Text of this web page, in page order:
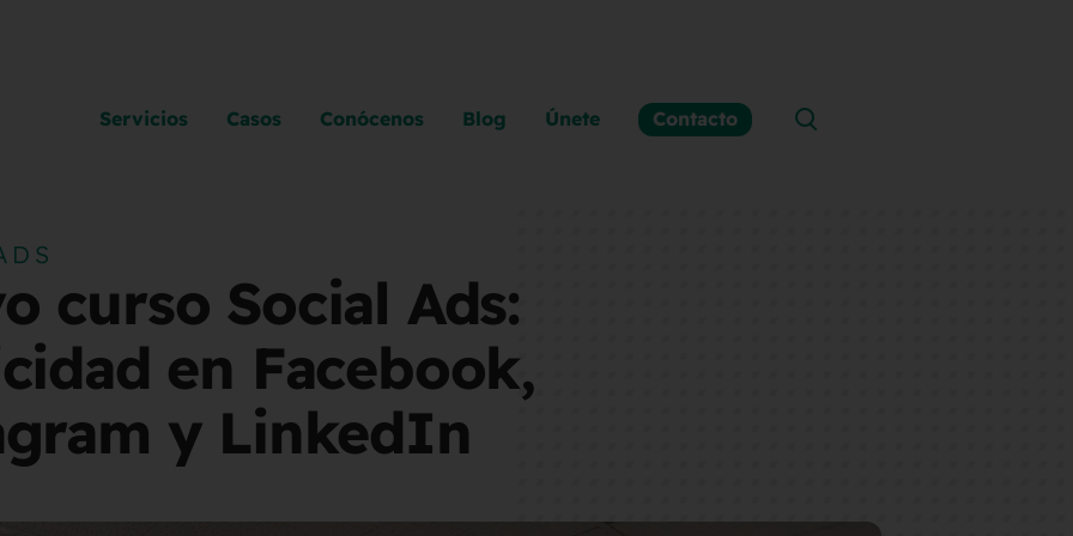
Servicios Casos Conócenos Blog Únete Contacto
curso Social Ads:
en Facebook,
y LinkedIn